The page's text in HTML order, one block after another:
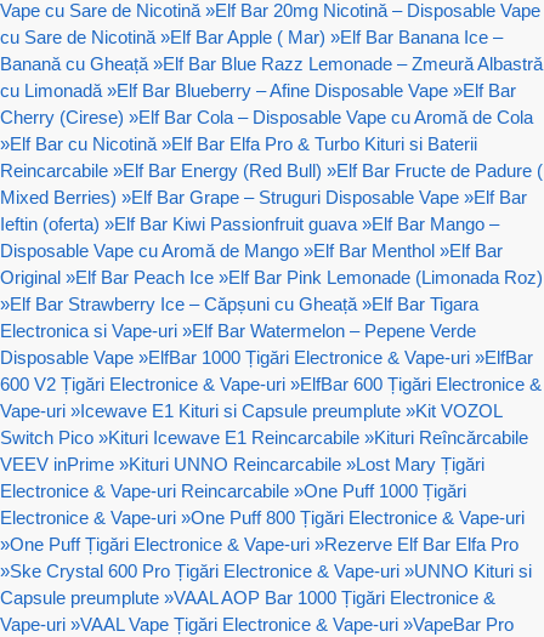
Vape cu Sare de Nicotină »Elf Bar 20mg Nicotină – Disposable Vape
cu Sare de Nicotină »Elf Bar Apple ( Mar) »Elf Bar Banana Ice –
Banană cu Gheață »Elf Bar Blue Razz Lemonade – Zmeură Albastră
cu Limonadă »Elf Bar Blueberry – Afine Disposable Vape »Elf Bar
Cherry (Cirese) »Elf Bar Cola – Disposable Vape cu Aromă de Cola
»Elf Bar cu Nicotină »Elf Bar Elfa Pro & Turbo Kituri si Baterii
Reincarcabile »Elf Bar Energy (Red Bull) »Elf Bar Fructe de Padure (
Mixed Berries) »Elf Bar Grape – Struguri Disposable Vape »Elf Bar
Ieftin (oferta) »Elf Bar Kiwi Passionfruit guava »Elf Bar Mango –
Disposable Vape cu Aromă de Mango »Elf Bar Menthol »Elf Bar
Original »Elf Bar Peach Ice »Elf Bar Pink Lemonade (Limonada Roz)
»Elf Bar Strawberry Ice – Căpșuni cu Gheață »Elf Bar Tigara
Electronica si Vape-uri »Elf Bar Watermelon – Pepene Verde
Disposable Vape »ElfBar 1000 Țigări Electronice & Vape-uri »ElfBar
600 V2 Țigări Electronice & Vape-uri »ElfBar 600 Țigări Electronice &
Vape-uri »Icewave E1 Kituri si Capsule preumplute »Kit VOZOL
Switch Pico »Kituri Icewave E1 Reincarcabile »Kituri Reîncărcabile
VEEV inPrime »Kituri UNNO Reincarcabile »Lost Mary Țigări
Electronice & Vape-uri Reincarcabile »One Puff 1000 Țigări
Electronice & Vape-uri »One Puff 800 Țigări Electronice & Vape-uri
»One Puff Țigări Electronice & Vape-uri »Rezerve Elf Bar Elfa Pro
»Ske Crystal 600 Pro Țigări Electronice & Vape-uri »UNNO Kituri si
Capsule preumplute »VAAL AOP Bar 1000 Țigări Electronice &
Vape-uri »VAAL Vape Țigări Electronice & Vape-uri »VapeBar Pro